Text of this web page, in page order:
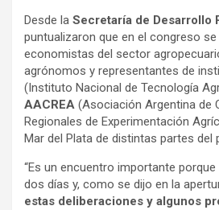
Desde la Secretaría de Desarrollo
puntualizaron que en el congreso
economistas del sector
agrónomos y representantes de
(Instituto Nacional de Tecnología
AACREA (Asociación Argentina de
Regionales de Experimentación
Mar del Plata de distintas partes del
“Es un encuentro importante
dos días y, como se dijo en la
estas deliberaciones y algunos